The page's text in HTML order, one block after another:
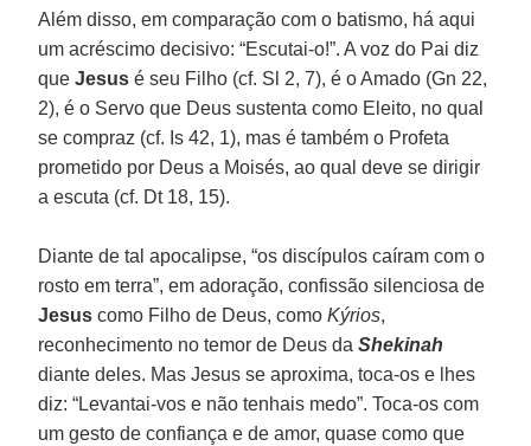
Além disso, em comparação com o batismo, há aqui
um acréscimo decisivo: “Escutai-o!”. A voz do Pai diz
queJesus é seu Filho (cf. Sl 2, 7), é o Amado (Gn 22,
2), é o Servo que Deus sustenta como Eleito, no qual
se compraz (cf. Is 42, 1), mas é também o Profeta
prometido por Deus a Moisés, ao qual deve se dirigir
a escuta (cf. Dt 18, 15).
Diante de tal apocalipse, “os discípulos caíram com o
rosto em terra”, em adoração, confissão silenciosa de
Jesus como Filho de Deus, comoKýrios,
reconhecimento no temor de Deus daShekinah
diante deles. Mas Jesus se aproxima, toca-os e lhes
diz: “Levantai-vos e não tenhais medo”. Toca-os com
um gesto de confiança e de amor, quase como que